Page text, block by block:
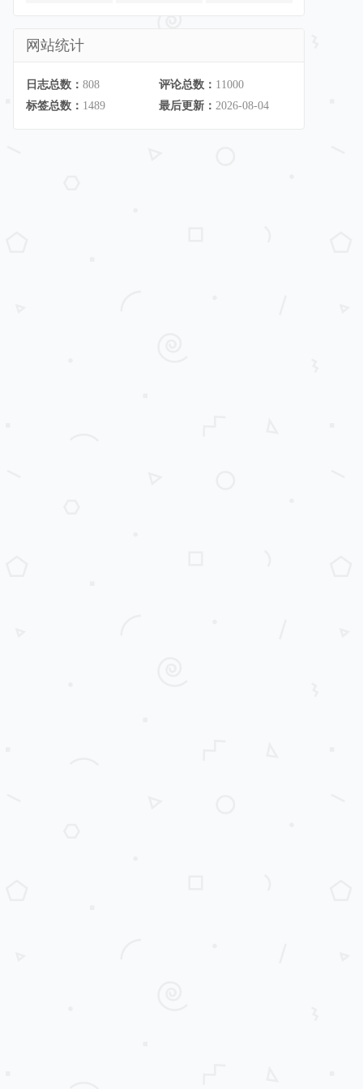
网站统计
日志总数： 808 评论总数： 11000
标签总数： 1489 最后更新： 2026-08-04